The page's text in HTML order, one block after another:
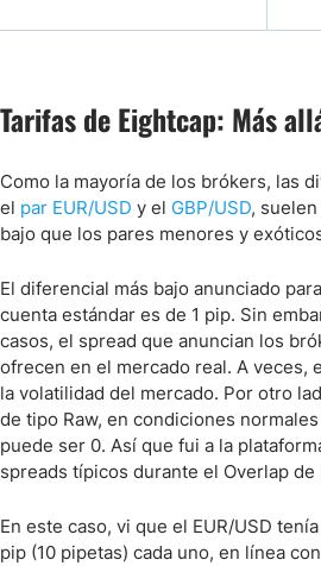
Tarifas de Eightcap: Más
Como la mayoría de los brókers, las
el par EUR/USD y el GBP/USD,
bajo que los pares menores y
El diferencial más bajo anunciado
cuenta estándar es de 1 pip. Sin
casos, el spread que anuncian los
ofrecen en el mercado real. A veces,
la volatilidad del mercado. Por otro
de tipo Raw, en condiciones
puede ser 0. Así que fui a la
spreads típicos durante el Overlap de
En este caso, vi que el EUR/USD
pip (10 pipetas) cada uno, en línea